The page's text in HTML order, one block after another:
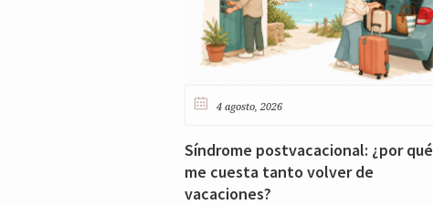
4 agosto, 2026
Síndrome postvacacional: ¿por qué
me cuesta tanto volver de
vacaciones?